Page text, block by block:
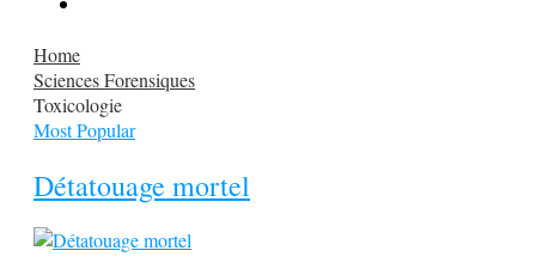
Home
Sciences Forensiques
Toxicologie
Most Popular
Détatouage mortel